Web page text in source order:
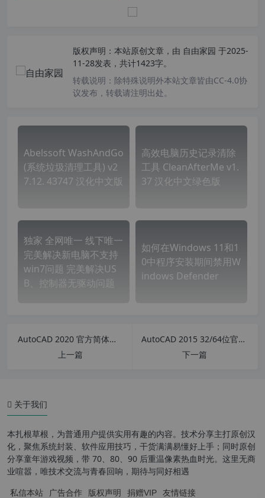
版权声明： 本站原创文章，由 自由家园 于2025-
11-28发表，共计1423字。
转载说明： 除特殊说明外本站文章皆由CC-4.0协
议发布，转载请注明出处。
Abelssoft WashAndGo
(系统垃圾清理工具) v2
7.12. 43747 汉化中文版
高效电脑历史记录清除
工具 CleanAfterMe v1.
37 汉化中文绿色版
独家 全网唯一 线下唯一
完美解决新电脑不支持
win7问题 完美解决US
B、控制器无驱动问题
如何在Windows 11和1
0中程序安装期间禁用W
indows Defender
AutoCAD 2020 官方简体中文正式版(含注册机+安装密钥+激活教程)
上一篇
AutoCAD 2015 32/64位官方简体中文正式版(含注册机+安装密钥+激活教程)
下一篇
Aiseesoft FoneTrans 软件特色
Aiseesoft FoneTrans 使用方法
关于我们
本扎根草根，为普通用户提供实用有趣的内容。技术分享主打原创汉
化，聚焦系统封装、软件应用技巧，干货满满易懂好上手；同时原创
分享童年游戏视频，带 70、80、90 后重温像素热血时光。这里无商
业喧嚣，唯技术交流与青春回响，期待与同好相遇
私信本站 广告合作 版权声明 捐赠VIP 友情链接